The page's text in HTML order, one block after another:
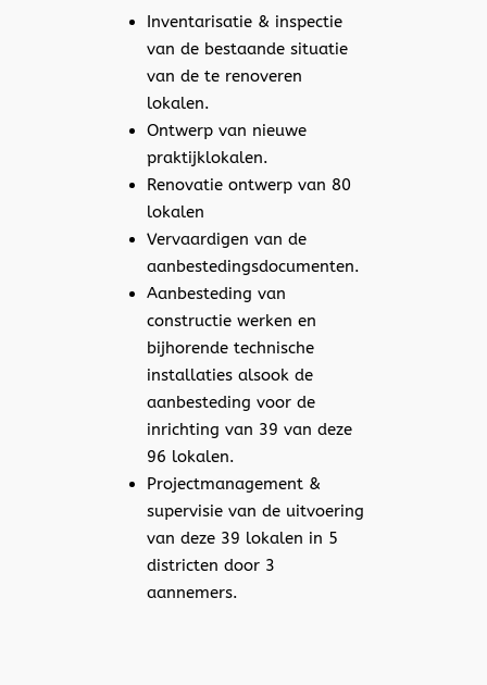
Inventarisatie & inspectie
van de bestaande situatie
van de te renoveren
lokalen.
Ontwerp van nieuwe
praktijklokalen.
Renovatie ontwerp van 80
lokalen
Vervaardigen van de
aanbestedingsdocumenten.
Aanbesteding van
constructie werken en
bijhorende technische
installaties alsook de
aanbesteding voor de
inrichting van 39 van deze
96 lokalen.
Projectmanagement &
supervisie van de uitvoering
van deze 39 lokalen in 5
districten door 3
aannemers.